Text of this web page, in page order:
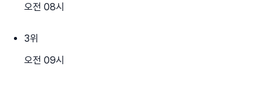
오전 08시
3위
오전 09시